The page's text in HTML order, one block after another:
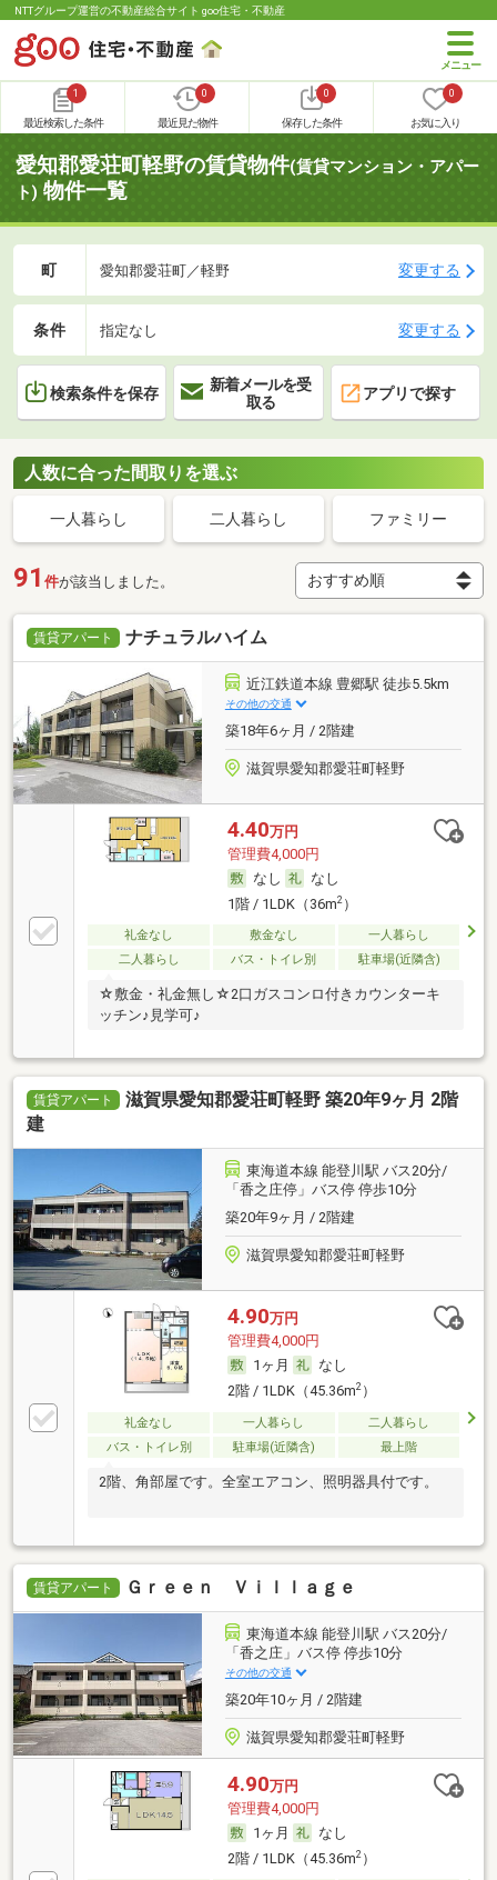
NTTグループ運営の不動産総合サイト goo住宅・不動産
1
最近検索した条件
0
最近見た物件
0
保存した条件
0
お気に入り
愛知郡愛荘町軽野の賃貸物件(賃貸マンション・アパー
ト) 物件一覧
町 愛知郡愛荘町／軽野 変更する
条件 指定なし 変更する
検索条件を保存
新着メールを受
取る
アプリで探す
人数に合った間取りを選ぶ
一人暮らし 二人暮らし ファミリー
91 件が該当しました。
賃貸アパート ナチュラルハイム
近江鉄道本線 豊郷駅 徒歩5.5km
その他の交通
築18年6ヶ月 / 2階建
滋賀県愛知郡愛荘町軽野
4.40万円
管理費4,000円
なし
なし
1階 / 1LDK（36m2）
礼金なし 敷金なし
一人暮らし
二人暮らし
バス・トイレ別 駐車場(近隣含)
☆敷金・礼金無し☆2口ガスコンロ付きカウンターキ
ッチン♪見学可♪
賃貸アパート
滋賀県愛知郡愛荘町軽野 築20年9ヶ月 2階
建
東海道本線 能登川駅 バス20分/
「香之庄停」バス停 停歩10分
築20年9ヶ月 / 2階建
滋賀県愛知郡愛荘町軽野
4.90万円
管理費4,000円
1ヶ月
なし
2階 / 1LDK（45.36m2）
礼金なし 一人暮らし
二人暮らし
バス・トイレ別
駐車場(近隣含) 最上階
2階、角部屋です。全室エアコン、照明器具付です。
賃貸アパート Ｇｒｅｅｎ Ｖｉｌｌａｇｅ
東海道本線 能登川駅 バス20分/
「香之庄」バス停 停歩10分
その他の交通
築20年10ヶ月 / 2階建
滋賀県愛知郡愛荘町軽野
4.90万円
管理費4,000円
1ヶ月
なし
2階 / 1LDK（45.36m2）